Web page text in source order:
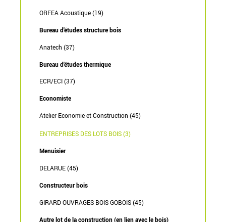
ORFEA Acoustique (19)
Bureau d'études structure bois
Anatech (37)
Bureau d'études thermique
ECR/ECI (37)
Economiste
Atelier Economie et Construction (45)
ENTREPRISES DES LOTS BOIS (3)
Menuisier
DELARUE (45)
Constructeur bois
GIRARD OUVRAGES BOIS GOBOIS (45)
Autre lot de la construction (en lien avec le bois)